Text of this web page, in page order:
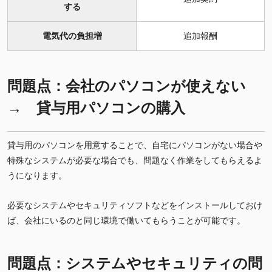
する
電気代の負担増 追加報酬
問題点：会社のパソコンが使えない
→ 貸与用パソコンの購入
貸与用のパソコンを用意することで、自宅にパソコンがない場合や
特殊なシステムが必要な場合でも、問題なく作業をしてもらえるよ
うになります。
必要なシステムやセキュリティソフトなどをインストールしておけ
ば、会社にいるのと同じ環境で働いてもらうことが可能です。
問題点：システムやセキュリティの問